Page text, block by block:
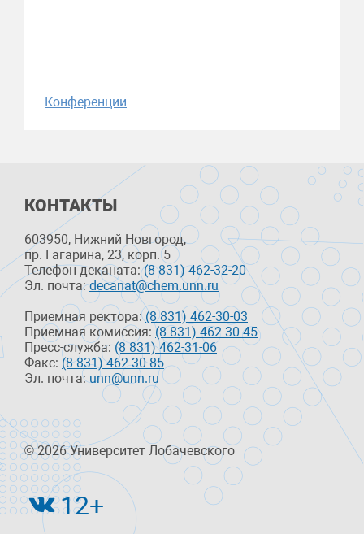
Конференции
КОНТАКТЫ
603950, Нижний Новгород,
пр. Гагарина, 23, корп. 5
Телефон деканата:(8 831) 462-32-20
Эл. почта:decanat@chem.unn.ru
Приемная ректора:(8 831) 462-30-03
Приемная комиссия: (8 831) 462-30-45
Пресс-служба:(8 831) 462-31-06
Факс: (8 831) 462-30-85
Эл. почта:unn@unn.ru
© 2026 Университет Лобачевского
12+